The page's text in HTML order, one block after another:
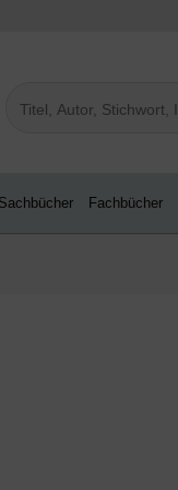
Sachbücher Fachbücher